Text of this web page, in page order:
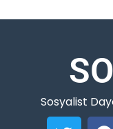
Sosyalist